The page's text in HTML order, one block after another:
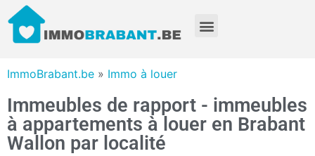
ImmoBrabant.be » Immo à louer
Immeubles de rapport - immeubles
à appartements à louer en Brabant
Wallon par localité